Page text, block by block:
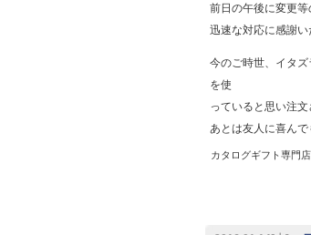
前日の午後に変更等
迅速な対応に感謝い
今のご時世、イタ
を使
っていると思い注
あとは友人に喜んで
カタログギフト専門